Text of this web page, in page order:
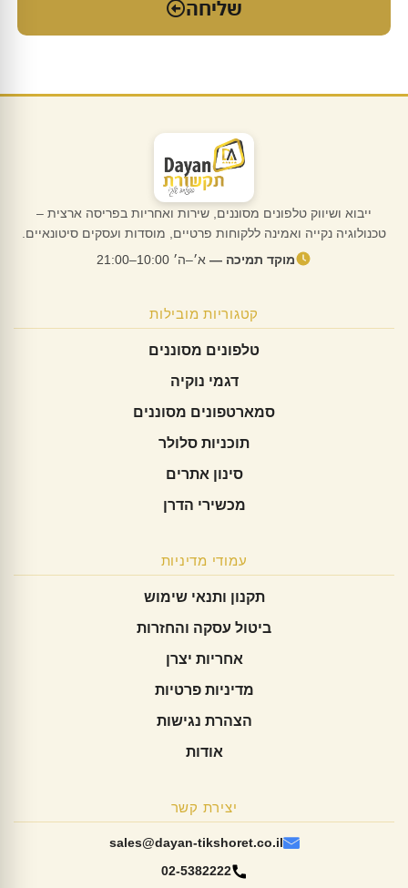
שליחה
ייבוא ושיווק טלפונים מסוננים, שירות ואחריות בפריסה ארצית –
טכנולוגיה נקייה ואמינה ללקוחות פרטיים, מוסדות ועסקים סיטונאיים.
מוקד תמיכה — א׳–ה׳ 10:00–21:00
קטגוריות מובילות
טלפונים מסוננים
דגמי נוקיה
סמארטפונים מסוננים
תוכניות סלולר
סינון אתרים
מכשירי הדרן
עמודי מדיניות
תקנון ותנאי שימוש
ביטול עסקה והחזרות
אחריות יצרן
מדיניות פרטיות
הצהרת נגישות
אודות
יצירת קשר
sales@dayan-tikshoret.co.il
02-5382222